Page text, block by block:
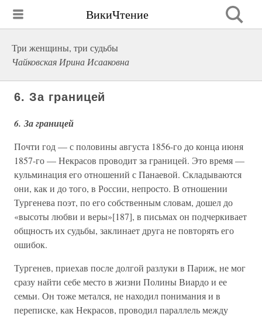
ВикиЧтение
Три женщины, три судьбы
Чайковская Ирина Исааковна
6. За границей
6. За границей
Почти год — с половины августа 1856-го до конца июня
1857-го — Некрасов проводит за границей. Это время —
кульминация его отношений с Панаевой. Складываются
они, как и до того, в России, непросто. В отношении
Тургенева поэт, по его собственным словам, дошел до
«высоты любви и веры»[187], в письмах он подчеркивает
общность их судьбы, заклинает друга не повторять его
ошибок.
Тургенев, приехав после долгой разлуки в Париж, не мог
сразу найти себе место в жизни Полины Виардо и ее
семьи. Он тоже метался, не находил понимания и в
переписке, как Некрасов, проводил параллель между